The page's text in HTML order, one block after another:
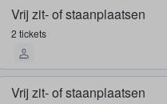
Vrij zit- of staanplaatsen
2 tickets
Vrij zit- of staanplaatsen